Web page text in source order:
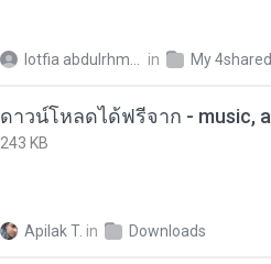
in My 4shared
243 KB
Apilak T. in Downloads